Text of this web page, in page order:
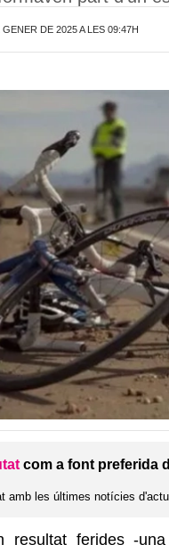
GENER DE 2025 A LES 09:47H
com a font preferida
amb les últimes notícies
resultat ferides -